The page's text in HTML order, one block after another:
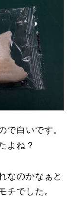
で白いです。
よね？
なのかなぁと
チでした。